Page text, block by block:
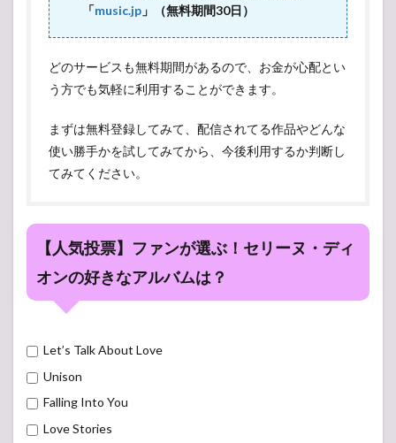
「music.jp 」（無料期間30日）
どのサービスも無料期間があるので、お金が心配とい
う方でも気軽に利用することができます。
まずは無料登録してみて、配信されてる作品やどんな
使い勝手かを試してみてから、今後利用するか判断し
てみてください。
【人気投票】ファンが選ぶ！セリーヌ・ディ
オンの好きなアルバムは？
Let’s Talk About Love
Unison
Falling Into You
Love Stories